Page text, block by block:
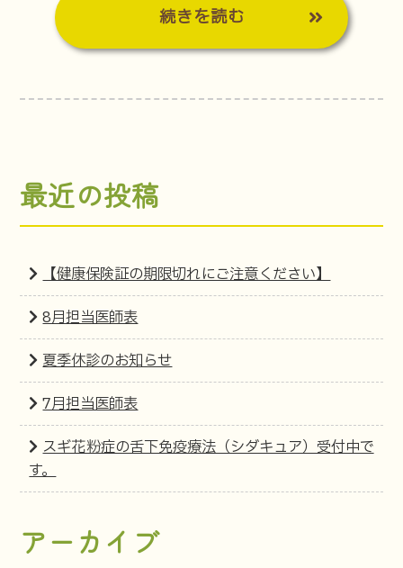
続きを読む
最近の投稿
【健康保険証の期限切れにご注意ください】
8月担当医師表
夏季休診のお知らせ
7月担当医師表
スギ花粉症の舌下免疫療法（シダキュア）受付中で
す。
アーカイブ